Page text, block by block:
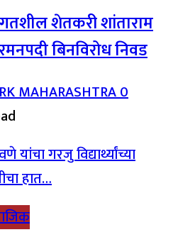
शेतकरी शांताराम
बिनविरोध निवड
MAHARASHTRA0